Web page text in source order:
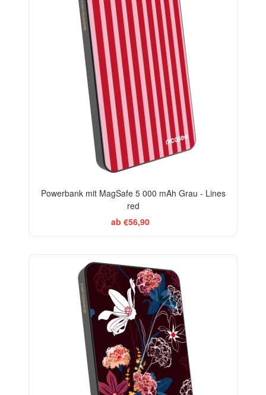
Powerbank mit MagSafe 5 000 mAh Grau - Lines
red
ab €56,90